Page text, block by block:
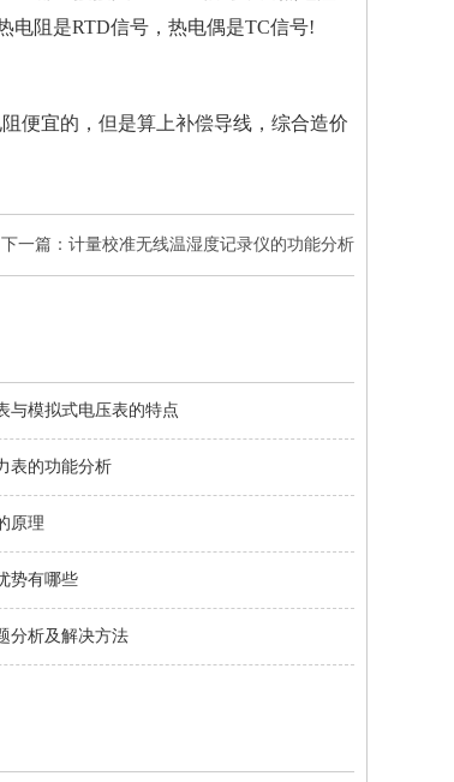
电阻是RTD信号，热电偶是TC信号!
便宜的，但是算上补偿导线，综合造价
下一篇：计量校准无线温湿度记录仪的功能分析
与模拟式电压表的特点
表的功能分析
原理
势有哪些
分析及解决方法